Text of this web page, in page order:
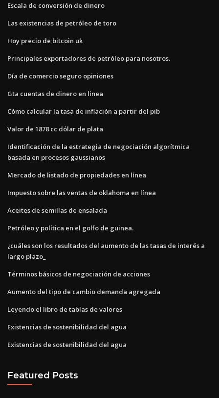
Escala de conversión de dinero
Las existencias de petróleo de toro
Hoy precio de bitcoin uk
Principales exportadores de petróleo para nosotros.
Día de comercio seguro opiniones
Gta cuentas de dinero en linea
Cómo calcular la tasa de inflación a partir del pib
Valor de 1878 cc dólar de plata
Identificación de la estrategia de negociación algorítmica
basada en procesos gaussianos
Mercado de listado de propiedades en línea
Impuesto sobre las ventas de oklahoma en línea
Aceites de semillas de ensalada
Petróleo y política en el golfo de guinea.
¿cuáles son los resultados del aumento de las tasas de interés a
largo plazo_
Términos básicos de negociación de acciones
Aumento del tipo de cambio demanda agregada
Leyendo el libro de tablas de valores
Existencias de sostenibilidad del agua
Existencias de sostenibilidad del agua
Featured Posts